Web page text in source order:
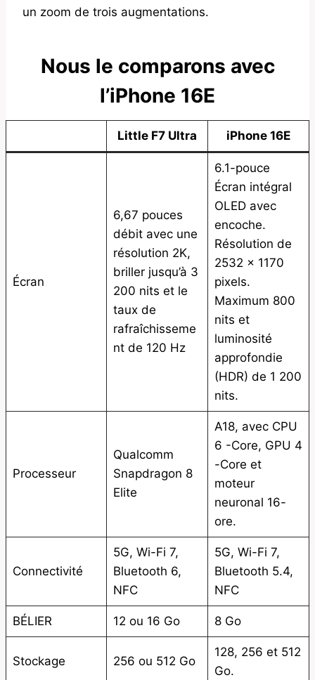
un zoom de trois augmentations.
Nous le comparons avec
l’iPhone 16E
Little F7 Ultra iPhone 16E
Écran
6,67 pouces
débit avec une
résolution 2K,
briller jusqu’à 3
200 nits et le
taux de
rafraîchisseme
nt de 120 Hz
6.1-pouce
Écran intégral
OLED avec
encoche.
Résolution de
2532 x 1170
pixels.
Maximum 800
nits et
luminosité
approfondie
(HDR) de 1 200
nits.
Processeur
Qualcomm
Snapdragon 8
Elite
A18, avec CPU
6 -Core, GPU 4
-Core et
moteur
neuronal 16-
ore.
Connectivité
5G, Wi-Fi 7,
Bluetooth 6,
NFC
5G, Wi-Fi 7,
Bluetooth 5.4,
NFC
BÉLIER 12 ou 16 Go 8 Go
Stockage 256 ou 512 Go
128, 256 et 512
Go.